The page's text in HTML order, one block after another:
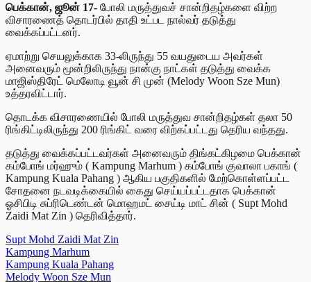
பெக்கான், ஜூன் 17- போலி மருத்துவச் சான்றிதழ்களை விற்ற
விசாரணைத் தொடர்பில் தாதி உட்பட நால்வர் தடுத்து
வைக்கப்பட்டனர்.
ஏமாற்று செயலுக்காக 33-லிருந்து 55 வயதுடைய அவர்கள்
அனைவரும் மூன்றிலிருந்து நான்கு நாட்கள் தடுத்து வைக்க
மாஜிஸ்திரேட் மெலோடி வூன் சி முன் (Melody Woon Sze Mun)
உத்தரவிட்டார்.
தொடக்க விசாரணையில் போலி மருத்துவ சான்றிதழ்கள் தலா 50
ரிங்கிட்டிலிருந்து 200 ரிங்கிட் வரை விற்கப்பட்டது தெரிய வந்தது.
தடுத்து வைக்கப்பட்டவர்கள் அனைவரும் திங்கட்கிழமை பெக்கான்
கம்போங் மர்ஹும் ( Kampung Marhum ) கம்போங் குவாலா பகாங் (
Kampung Kuala Pahang ) ஆகிய பகுதிகளில் மேற்கொள்ளப்பட்ட
சோதனை நடவடிக்கையில் கைது செய்யப்பட்டதாக பெக்கான்
ஓசிபிடி சுப்ரிடெண்டன் மொஹமட் சைய்டி மாட் சின் ( Supt Mohd
Zaidi Mat Zin ) தெரிவித்தார்.
Supt Mohd Zaidi Mat Zin
Kampung Marhum
Kampung Kuala Pahang
Melody Woon Sze Mun